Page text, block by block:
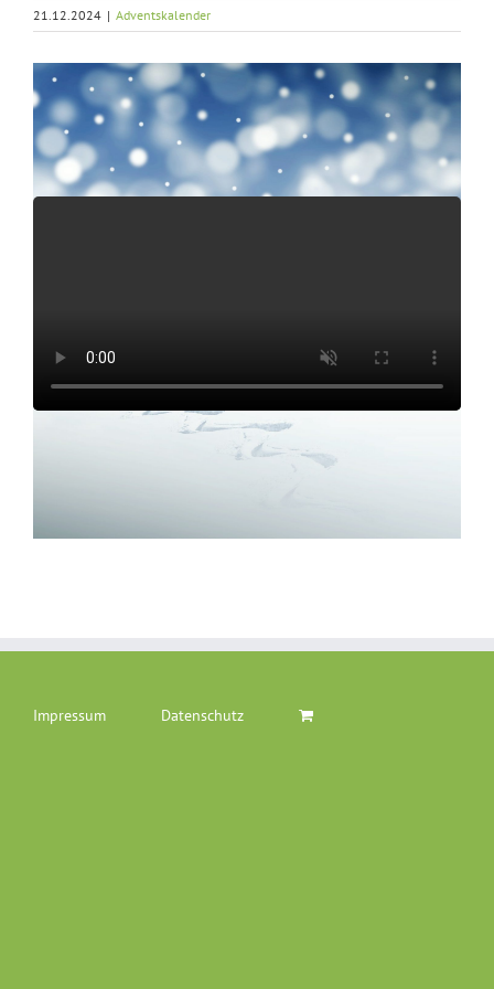
21.12.2024 | Adventskalender
Impressum Datenschutz